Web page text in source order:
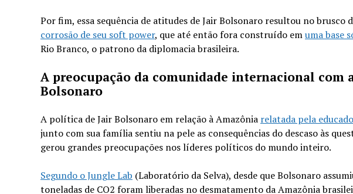
Por fim, essa sequência de atitudes de Jair Bolsonaro resultou no
corrosão de seu soft power, que até então fora construído emuma base
Rio Branco, o patrono da diplomacia brasileira.
A preocupação da comunidade internacional com
Bolsonaro
A política de Jair Bolsonaro em relação à Amazônia relatada pela
junto com sua família sentiu na pele as consequências do descaso às
gerou grandes preocupações nos líderes políticos do mundo inteiro.
Segundo o Jungle Lab (Laboratório da Selva), desde que Bolsonaro
toneladas de CO2 foram liberadas no desmatamento da Amazônia